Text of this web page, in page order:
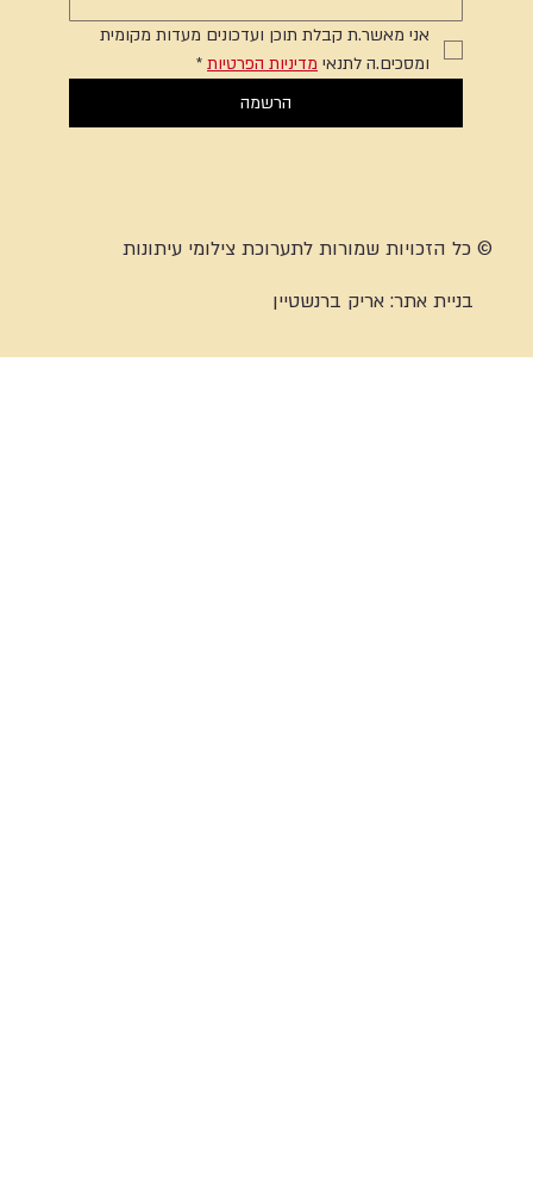
אני מאשר.ת קבלת תוכן ועדכונים מעדות מקומית
ומסכים.ה לתנאי מדיניות הפרטיות *
הרשמה
© כל הזכויות שמורות לתערוכת צילומי עיתונות
בניית אתר:אריק ברנשטיין